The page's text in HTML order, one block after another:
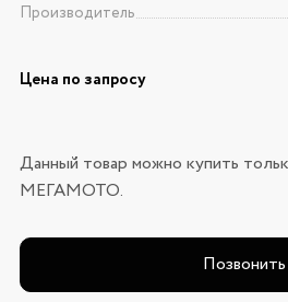
Производитель
Цена по запросу
Данный товар можно купить
МЕГАМОТО.
Позвонить